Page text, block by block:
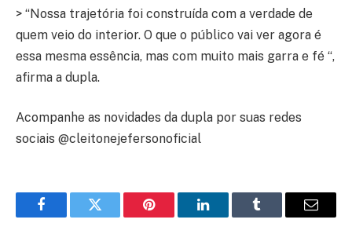
> “Nossa trajetória foi construída com a verdade de
quem veio do interior. O que o público vai ver agora é
essa mesma essência, mas com muito mais garra e fé “,
afirma a dupla.
Acompanhe as novidades da dupla por suas redes
sociais @cleitonejefersonoficial
FacebookTwitter Pinterest LinkedInTumblr Email